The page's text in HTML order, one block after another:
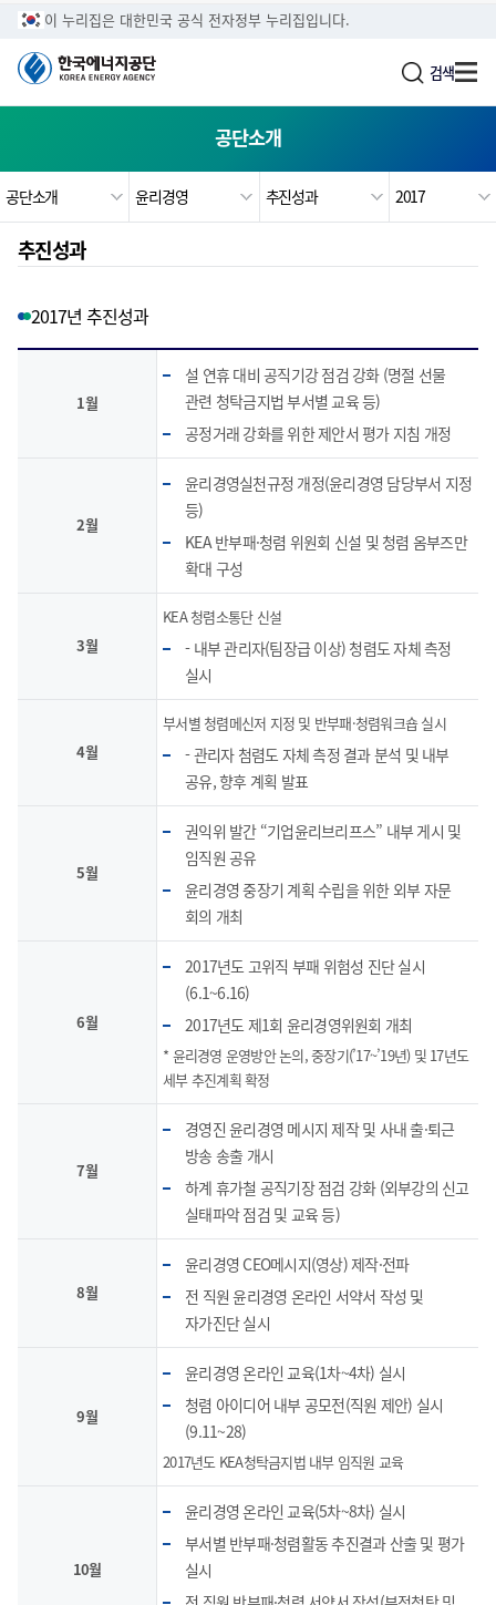
주메뉴로 가기
본문으로 가기
하단으로 가기
이 누리집은 대한민국 공식 전자정부 누리집입니다.
검색
공단소개
공단소개 윤리경영 추진성과 2017
추진성과
2017년 추진성과
1월
설 연휴 대비 공직기강 점검 강화 (명절 선물
관련 청탁금지법 부서별 교육 등)
공정거래 강화를 위한 제안서 평가 지침 개정
2월
윤리경영실천규정 개정(윤리경영 담당부서 지정
등)
KEA 반부패·청렴 위원회 신설 및 청렴 옴부즈만
확대 구성
3월
KEA 청렴소통단 신설
- 내부 관리자(팀장급 이상) 청렴도 자체 측정
실시
4월
부서별 청렴메신저 지정 및 반부패·청렴워크숍 실시
- 관리자 첨렴도 자체 측정 결과 분석 및 내부
공유, 향후 계획 발표
5월
권익위 발간 “기업윤리브리프스” 내부 게시 및
임직원 공유
윤리경영 중장기 계획 수립을 위한 외부 자문
회의 개최
6월
2017년도 고위직 부패 위험성 진단 실시
(6.1~6.16)
2017년도 제1회 윤리경영위원회 개최
* 윤리경영 운영방안 논의, 중장기(’17~’19년) 및 17년도
세부 추진계획 확정
7월
경영진 윤리경영 메시지 제작 및 사내 출·퇴근
방송 송출 개시
하계 휴가철 공직기장 점검 강화 (외부강의 신고
실태파악 점검 및 교육 등)
8월
윤리경영 CEO메시지(영상) 제작·전파
전 직원 윤리경영 온라인 서약서 작성 및
자가진단 실시
9월
윤리경영 온라인 교육(1차~4차) 실시
청렴 아이디어 내부 공모전(직원 제안) 실시
(9.11~28)
2017년도 KEA청탁금지법 내부 임직원 교육
10월
윤리경영 온라인 교육(5차~8차) 실시
부서별 반부패·청렴활동 추진결과 산출 및 평가
실시